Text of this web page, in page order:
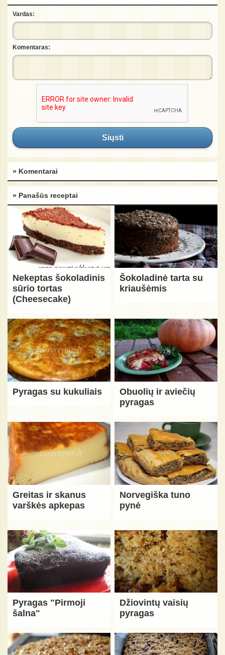
Vardas:
Komentaras:
Siųsti
» Komentarai
» Panašūs receptai
Nekeptas šokoladinis
sūrio tortas
(Cheesecake)
Šokoladinė tarta su
kriaušėmis
Pyragas su kukuliais
Obuolių ir aviečių
pyragas
Greitas ir skanus
varškės apkepas
Norvegiška tuno
pynė
Pyragas "Pirmoji
šalna"
Džiovintų vaisių
pyragas